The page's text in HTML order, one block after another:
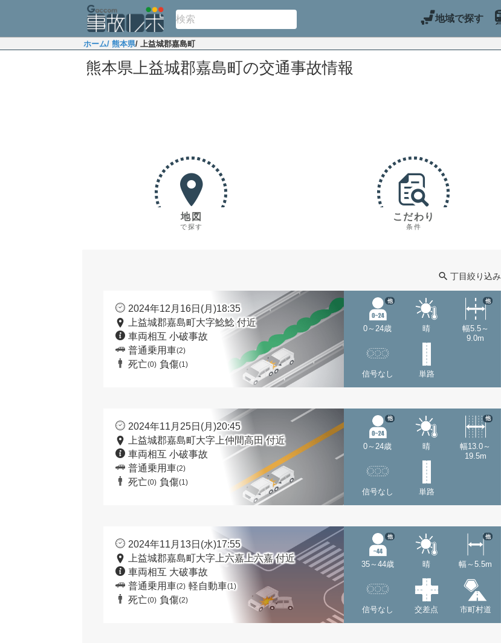
地域で探す
ホーム/ 熊本県/ 上益城郡嘉島町
熊本県上益城郡嘉島町の交通事故情報
地図
で探す
こだわり
条件
丁目絞り込み
2024年12月16日(月)18:35
上益城郡嘉島町大字鯰鯰 付近
車両相互 小破事故
普通乗用車(2)
死亡(0) 負傷(1)
0～24歳
他
晴
幅5.5～
9.0m
他
信号なし 単路
2024年11月25日(月)20:45
上益城郡嘉島町大字上仲間高田 付近
車両相互 小破事故
普通乗用車(2)
死亡(0) 負傷(1)
0～24歳
他
晴
幅13.0～
19.5m
他
信号なし 単路
2024年11月13日(水)17:55
上益城郡嘉島町大字上六嘉上六嘉 付近
車両相互 大破事故
普通乗用車(2) 軽自動車(1)
死亡(0) 負傷(2)
35～44歳
他
晴 幅～5.5m
他
信号なし 交差点 市町村道